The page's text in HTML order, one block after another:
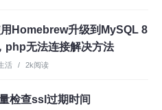
Homebrew升级到MySQL 8
php无法连接解决方法
活 / 2k阅读
检查ssl过期时间